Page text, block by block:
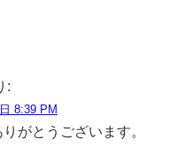
:
8:39 PM
がとうございます。